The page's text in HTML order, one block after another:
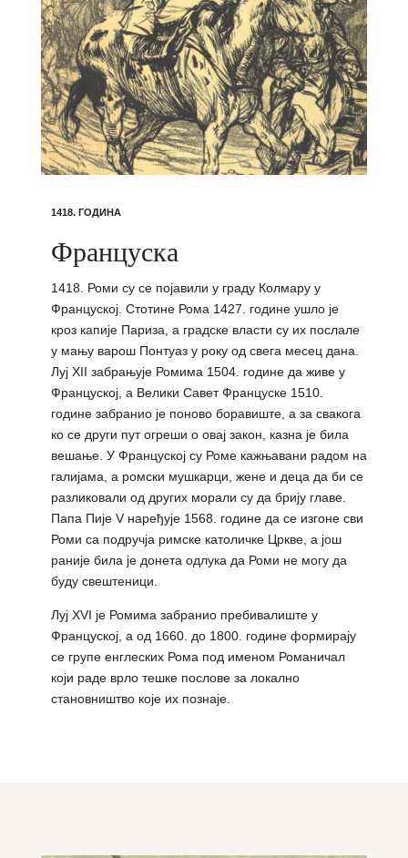
1418. ГОДИНА
Француска
1418. Роми су се појавили у граду Колмару у
Француској. Стотине Рома 1427. године ушло је
кроз капије Париза, а градске власти су их послале
у мању варош Понтуаз у року од свега месец дана.
Луј XII забрањује Ромима 1504. године да живе у
Француској, а Велики Савет Француске 1510.
године забранио је поново боравиште, а за свакога
ко се други пут огреши о овај закон, казна је била
вешање. У Француској су Роме кажњавани радом на
галијама, а ромски мушкарци, жене и деца да би се
разликовали од других морали су да брију главе.
Папа Пије V наређује 1568. године да се изгоне сви
Роми са подручја римске католичке Цркве, а још
раније била је донета одлука да Роми не могу да
буду свештеници.
Луј XVI је Ромима забранио пребивалиште у
Француској, а од 1660. до 1800. године формирају
се групе енглеских Рома под именом Романичал
који раде врло тешке послове за локално
становништво које их познаје.